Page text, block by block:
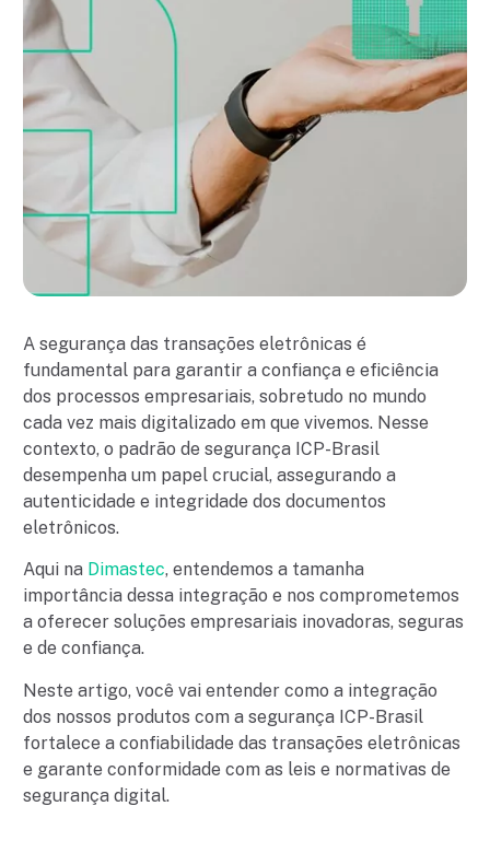
A segurança das transações eletrônicas é
fundamental para garantir a confiança e eficiência
dos processos empresariais, sobretudo no mundo
cada vez mais digitalizado em que vivemos. Nesse
contexto, o padrão de segurança ICP-Brasil
desempenha um papel crucial, assegurando a
autenticidade e integridade dos documentos
eletrônicos.
Aqui na Dimastec, entendemos a tamanha
importância dessa integração e nos comprometemos
a oferecer soluções empresariais inovadoras, seguras
e de confiança.
Neste artigo, você vai entender como a integração
dos nossos produtos com a segurança ICP-Brasil
fortalece a confiabilidade das transações eletrônicas
e garante conformidade com as leis e normativas de
segurança digital.